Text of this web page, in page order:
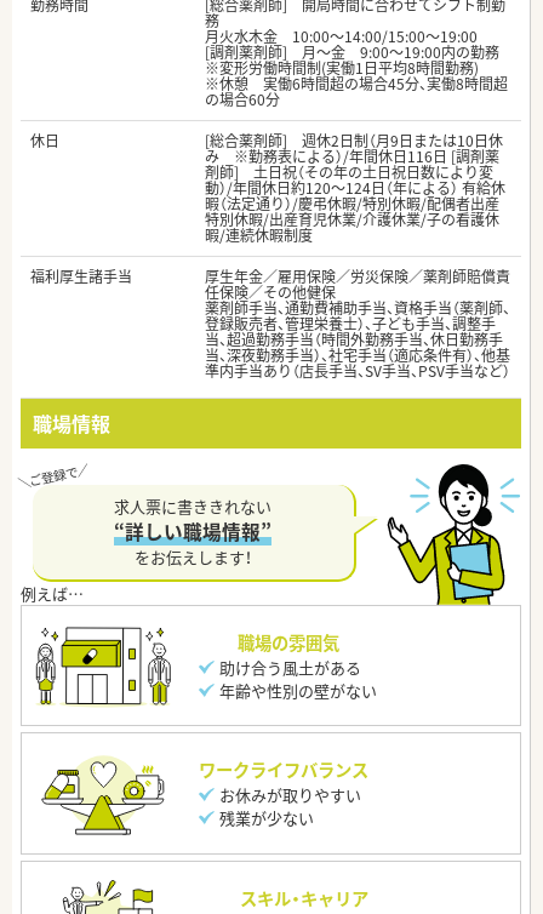
勤務時間
[総合薬剤師] 開局時間に合わせてシフト制勤
務
月火水木金 10:00〜14:00/15:00〜19:00
[調剤薬剤師] 月～金 9:00～19:00内の勤務
※変形労働時間制(実働1日平均8時間勤務)
※休憩 実働6時間超の場合45分、実働8時間超
の場合60分
休日
[総合薬剤師] 週休2日制（月9日または10日休
み ※勤務表による）/年間休日116日 [調剤薬
剤師] 土日祝（その年の土日祝日数により変
動）/年間休日約120～124日（年による） 有給休
暇（法定通り）/慶弔休暇/特別休暇/配偶者出産
特別休暇/出産育児休業/介護休業/子の看護休
暇/連続休暇制度
福利厚生諸手当
厚生年金／雇用保険／労災保険／薬剤師賠償責
任保険／その他健保
薬剤師手当、通勤費補助手当、資格手当（薬剤師、
登録販売者、管理栄養士）、子ども手当、調整手
当、超過勤務手当（時間外勤務手当、休日勤務手
当、深夜勤務手当）、社宅手当（適応条件有）、他基
準内手当あり（店長手当、SV手当、PSV手当など）
職場情報
求人票に書ききれない
“詳しい職場情報”
をお伝えします！
職場の雰囲気
助け合う風土がある
年齢や性別の壁がない
ワークライフバランス
お休みが取りやすい
残業が少ない
スキル・キャリア